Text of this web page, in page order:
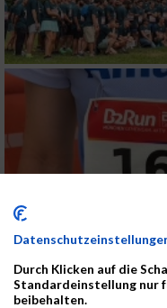
Durch Klicken auf die
Standardeinstellung nur
beibehalten.